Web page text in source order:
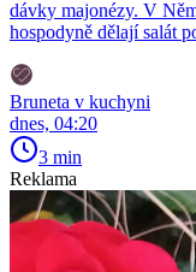
dávky majonézy. V
hospodyně dělají salát
Bruneta v kuchyni
dnes, 04:20
3 min
Reklama